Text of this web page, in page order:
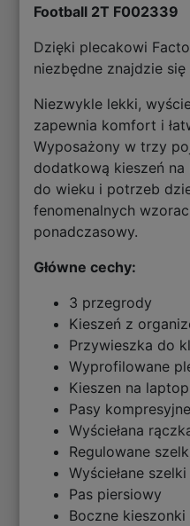
Football 2T F002339
Dzięki plecakowi
niezbędne znajdzie
Niezwykle lekki,
zapewnia komfort i
Wyposażony w trzy
dodatkową kieszeń
do wieku i potrzeb
fenomenalnych
ponadczasowy.
Główne cechy:
3 przegrody
Kieszeń z
Przywieszka do
Wyprofilowane
Kieszen na laptop
Pasy kompresyjne
Wyściełana
Regulowane
Wyściełane szelki
Pas piersiowy
Boczne kieszonki